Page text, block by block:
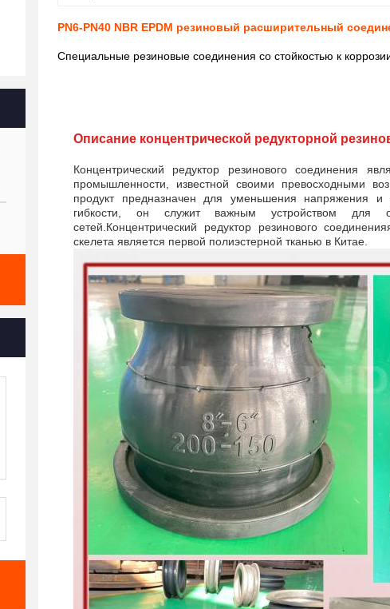
PN6-PN40 NBR EPDM резиновый расширительный
Специальные резиновые соединения со стойкостью к
Описание концентрической редукторной
Концентрический редуктор резинового соединения
промышленности, известной своими превосходными
продукт предназначен для уменьшения напряжения и
гибкости, он служит важным устройством для
сетей. Концентрический редуктор резинового соединения
скелета является первой полиэстерной тканью в Китае.